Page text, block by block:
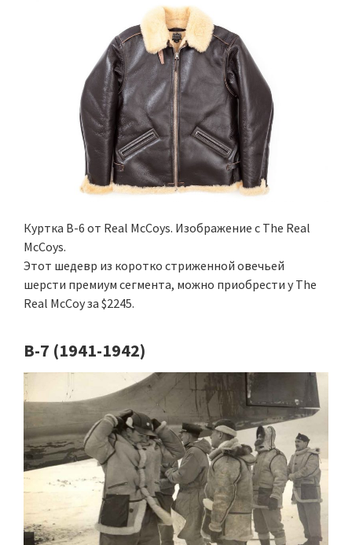
Куртка B-6 от Real McCoys. Изображение с The Real
McCoys.
Этот шедевр из коротко стриженной овечьей
шерсти премиум сегмента, можно приобрести у The
Real McCoy за $2245.
B-7 (1941-1942)